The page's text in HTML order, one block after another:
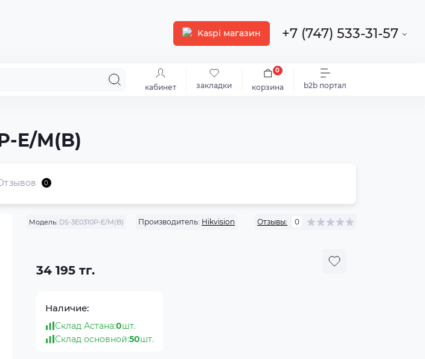
Kaspi магазин +7 (747) 533-31-57
кабинет закладки корзина
0
b2b портал
E/M(B)
0
Модель: DS-3E0310P-E/M(B) Производитель: Hikvision Отзывы: 0
34 195 тг.
Наличие:
Склад Астана:0шт.
Склад основной:50шт.